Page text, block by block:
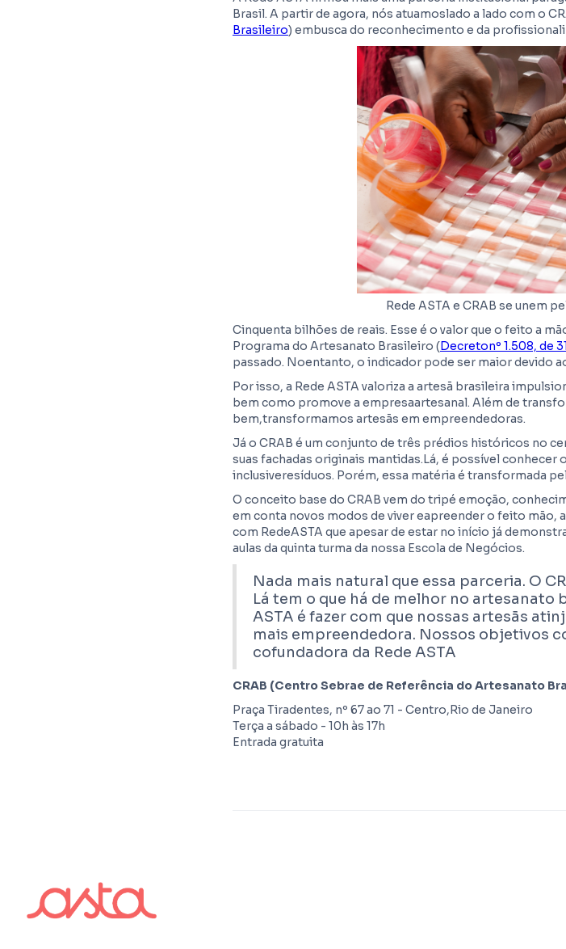
Brasil. A partir de agora, nós atuamoslado a lado com o
Brasileiro) embusca do reconhecimento e da
Rede ASTA e CRAB se unem
Cinquenta bilhões de reais. Esse é o valor que o feito a
Programa do Artesanato Brasileiro (Decretonº 1.508, de
passado. Noentanto, o indicador pode ser maior devido
Por isso, a Rede ASTA valoriza a artesã brasileira
bem como promove a empresaartesanal. Além de
bem,transformamos artesãs em empreendedoras.
Já o CRAB é um conjunto de três prédios históricos no
suas fachadas originais mantidas.Lá, é possível conhecer
inclusiveresíduos. Porém, essa matéria é transformada
O conceito base do CRAB vem do tripé emoção,
em conta novos modos de viver eapreender o feito mão,
com RedeASTA que apesar de estar no início já
aulas da quinta turma da nossa Escola de Negócios.
Nada mais natural que essa parceria. O
Lá tem o que há de melhor no artesanato
ASTA é fazer com que nossas artesãs
mais empreendedora. Nossos objetivos
cofundadora da Rede ASTA
CRAB (Centro Sebrae de Referência do Artesanato
Praça Tiradentes, nº 67 ao 71 - Centro,Rio de Janeiro
Terça a sábado - 10h às 17h
Entrada gratuita